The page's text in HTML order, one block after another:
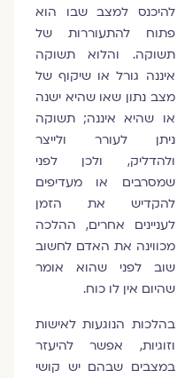
להיכנס למצב שבו הוא
פתוח להתעוררות של
תשוקה. והלוא תשוקה
איננה גורל או שיקוף של
מצב נתון שאו שהיא ישנה
או שהיא איננה; תשוקה
ניתן לעורר ולייצר
ולהדליק, ולכן לפני
שמסרבים או מעדיפים
להקדיש את הזמן
לעניינים אחרים, ההלכה
מכווינה את האדם לחשוב
שוב לפני שהוא אומר
שהיום אין לו כוח.
בהלכות הנוגעות לאישות
וזוגיות, אפשר להיעזר
במצבים שבהם יש קושי